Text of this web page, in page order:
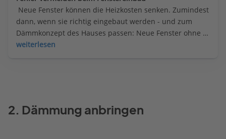
Neue Fenster können die Heizkosten senken. Zumindest
dann, wenn sie richtig eingebaut werden - und zum
Dämmkonzept des Hauses passen: Neue Fenster ohne
Fassadendämmung können Schimmel begünstigen und
weiterlesen
2. Dämmung anbringen